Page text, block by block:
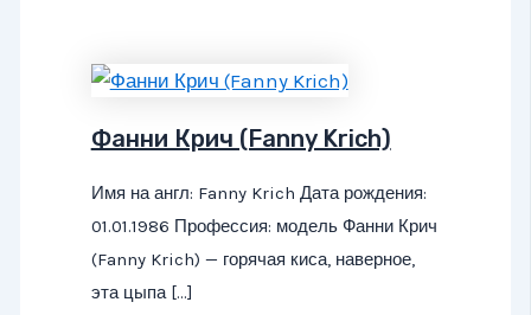
Фанни Крич (Fanny Krich)
Имя на англ: Fanny Krich Дата рождения:
01.01.1986 Профессия: модель Фанни Крич
(Fanny Krich) — горячая киса, наверное,
эта цыпа […]